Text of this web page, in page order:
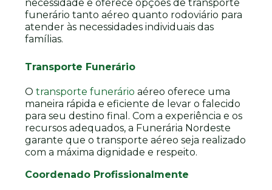
necessidade e oferece opções de transporte
funerário tanto aéreo quanto rodoviário para
atender às necessidades individuais das
famílias.
Transporte Funerário
O transporte funerário aéreo oferece uma
maneira rápida e eficiente de levar o falecido
para seu destino final. Com a experiência e os
recursos adequados, a Funerária Nordeste
garante que o transporte aéreo seja realizado
com a máxima dignidade e respeito.
Coordenado Profissionalmente